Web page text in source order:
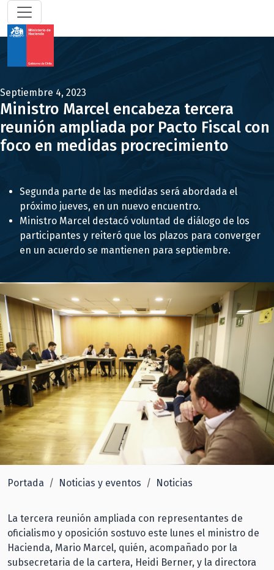
Septiembre 4, 2023
Ministro Marcel encabeza tercera
reunión ampliada por Pacto Fiscal con
foco en medidas procrecimiento
Segunda parte de las medidas será abordada el
próximo jueves, en un nuevo encuentro.
Ministro Marcel destacó voluntad de diálogo de los
participantes y reiteró que los plazos para converger
en un acuerdo se mantienen para septiembre.
Portada Noticias y eventos Noticias
La tercera reunión ampliada con representantes de
oficialismo y oposición sostuvo este lunes el ministro de
Hacienda, Mario Marcel, quién, acompañado por la
subsecretaria de la cartera, Heidi Berner, y la directora